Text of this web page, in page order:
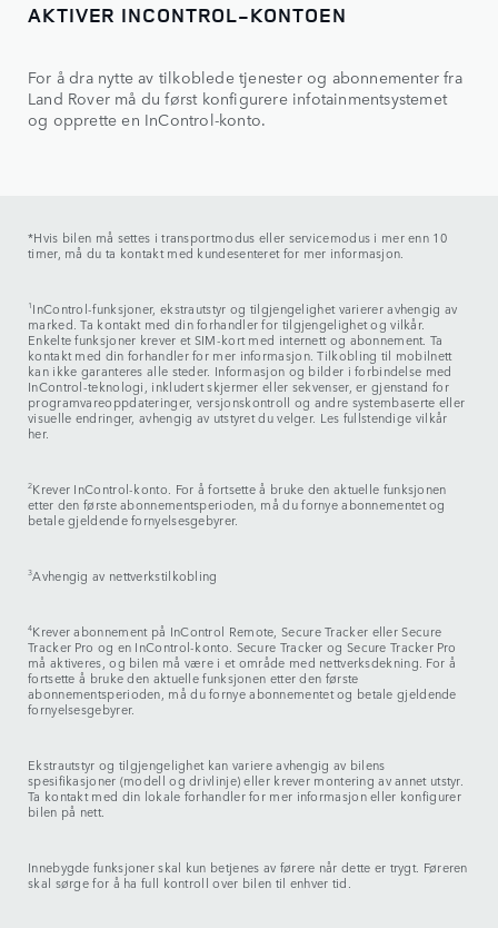
AKTIVER INCONTROL-KONTOEN
For å dra nytte av tilkoblede tjenester og abonnementer fra
Land Rover må du først konfigurere infotainmentsystemet
og opprette en InControl-konto.
*Hvis bilen må settes i transportmodus eller servicemodus i mer enn 10
timer, må du ta kontakt med kundesenteret for mer informasjon.
1 InControl-funksjoner, ekstrautstyr og tilgjengelighet varierer avhengig av
marked. Ta kontakt med din forhandler for tilgjengelighet og vilkår.
Enkelte funksjoner krever et SIM-kort med internett og abonnement. Ta
kontakt med din forhandler for mer informasjon. Tilkobling til mobilnett
kan ikke garanteres alle steder. Informasjon og bilder i forbindelse med
InControl-teknologi, inkludert skjermer eller sekvenser, er gjenstand for
programvareoppdateringer, versjonskontroll og andre systembaserte eller
visuelle endringer, avhengig av utstyret du velger. Les fullstendige vilkår
her.
2Krever InControl-konto. For å fortsette å bruke den aktuelle funksjonen
etter den første abonnementsperioden, må du fornye abonnementet og
betale gjeldende fornyelsesgebyrer.
3Avhengig av nettverkstilkobling
4Krever abonnement på InControl Remote, Secure Tracker eller Secure
Tracker Pro og en InControl-konto. Secure Tracker og Secure Tracker Pro
må aktiveres, og bilen må være i et område med nettverksdekning. For å
fortsette å bruke den aktuelle funksjonen etter den første
abonnementsperioden, må du fornye abonnementet og betale gjeldende
fornyelsesgebyrer.
Ekstrautstyr og tilgjengelighet kan variere avhengig av bilens
spesifikasjoner (modell og drivlinje) eller krever montering av annet utstyr.
Ta kontakt med din lokale forhandler for mer informasjon eller konfigurer
bilen på nett.
Innebygde funksjoner skal kun betjenes av førere når dette er trygt. Føreren
skal sørge for å ha full kontroll over bilen til enhver tid.